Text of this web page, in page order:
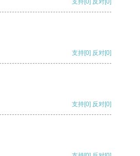
支持 [0] 反对 [0]
支持[0] 反对[0]
支持[0] 反对[0]